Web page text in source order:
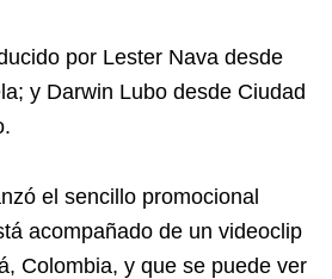
por Lester Nava desde
y Darwin Lubo desde Ciudad
el sencillo promocional
acompañado de un videoclip
Colombia, y que se puede ver